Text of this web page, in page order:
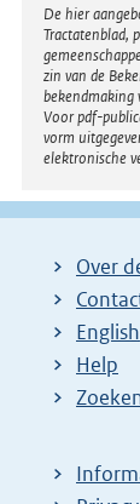
De hier
Tractatenblad,
zin van de
bekendmaking
Voor pdf-
vorm
elektronische
Over
English
Help